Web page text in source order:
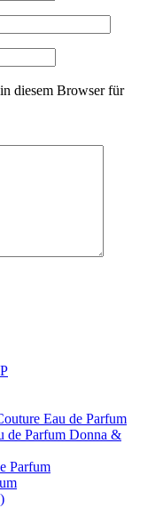
diesem Browser für
Eau de Parfum
de Parfum Donna &
Parfum